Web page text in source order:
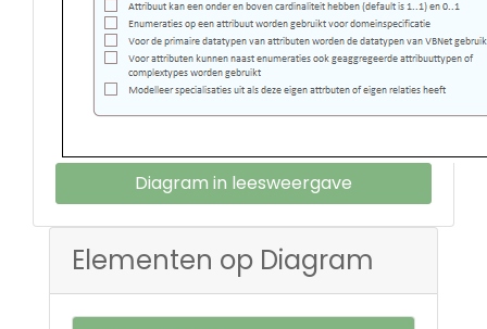
Diagram in leesweergave
Elementen op Diagram